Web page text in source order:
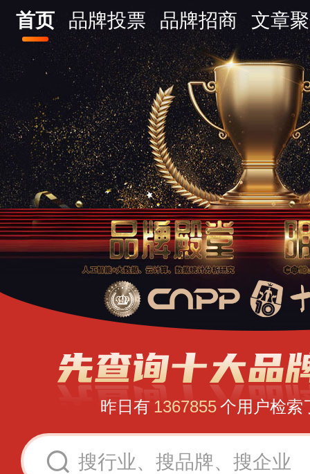
首页 品牌投票 品牌招商 文章
昨日有 1367855 个用户检索
搜行业、搜品牌、搜企业
PCB钻孔机 垫片 钢木门装甲门